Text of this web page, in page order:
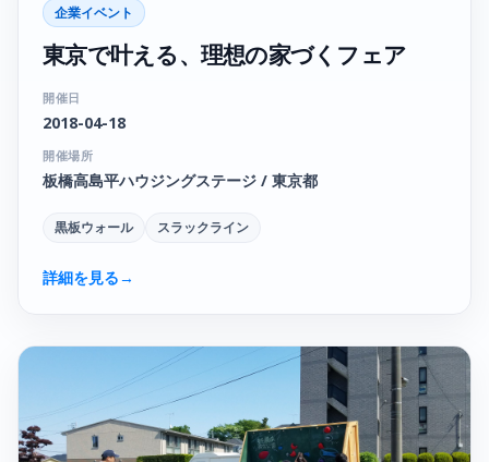
企業イベント
東京で叶える、理想の家づくフェア
開催日
2018-04-18
開催場所
板橋高島平ハウジングステージ / 東京都
黒板ウォール スラックライン
詳細を見る→